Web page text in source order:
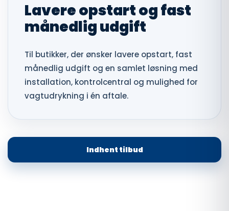
Lavere opstart og fast
månedlig udgift
Til butikker, der ønsker lavere opstart, fast
månedlig udgift og en samlet løsning med
installation, kontrolcentral og mulighed for
vagtudrykning i én aftale.
Indhent tilbud